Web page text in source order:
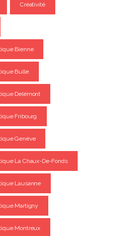
Créativité
Bienne
Bulle
Delémont
Fribourg
Genève
La Chaux-De-Fonds
Lausanne
Martigny
Montreux